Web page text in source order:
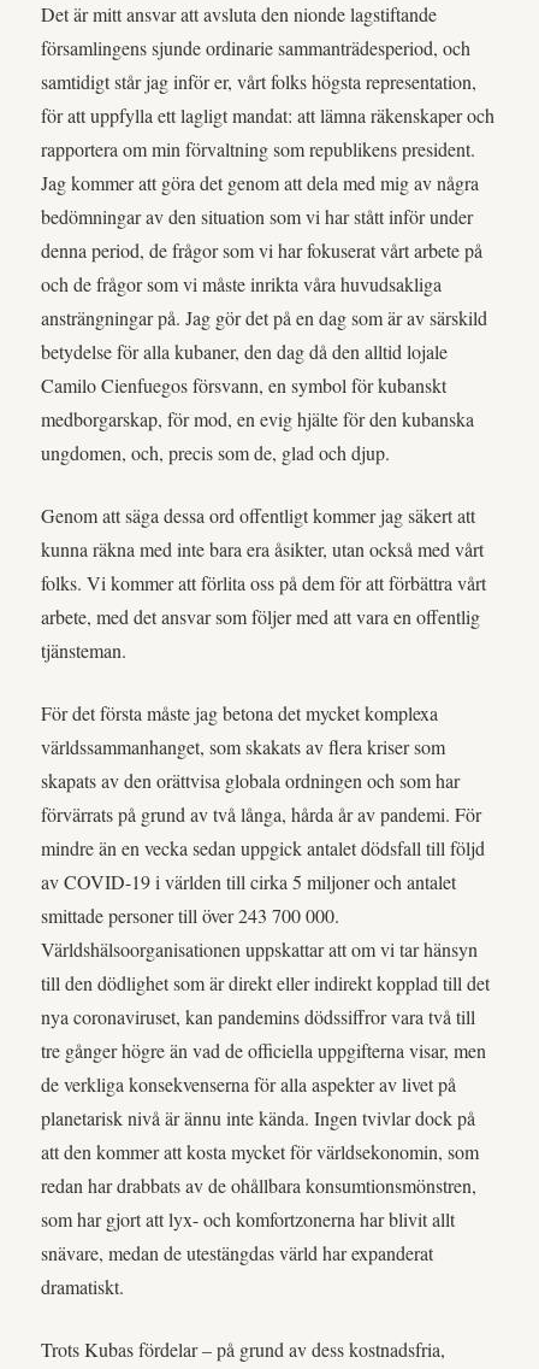
Det är mitt ansvar att avsluta den nionde lagstiftande
församlingens sjunde ordinarie sammanträdesperiod, och
samtidigt står jag inför er, vårt folks högsta representation,
för att uppfylla ett lagligt mandat: att lämna räkenskaper och
rapportera om min förvaltning som republikens president.
Jag kommer att göra det genom att dela med mig av några
bedömningar av den situation som vi har stått inför under
denna period, de frågor som vi har fokuserat vårt arbete på
och de frågor som vi måste inrikta våra huvudsakliga
ansträngningar på. Jag gör det på en dag som är av särskild
betydelse för alla kubaner, den dag då den alltid lojale
Camilo Cienfuegos försvann, en symbol för kubanskt
medborgarskap, för mod, en evig hjälte för den kubanska
ungdomen, och, precis som de, glad och djup.
Genom att säga dessa ord offentligt kommer jag säkert att
kunna räkna med inte bara era åsikter, utan också med vårt
folks. Vi kommer att förlita oss på dem för att förbättra vårt
arbete, med det ansvar som följer med att vara en offentlig
tjänsteman.
För det första måste jag betona det mycket komplexa
världssammanhanget, som skakats av flera kriser som
skapats av den orättvisa globala ordningen och som har
förvärrats på grund av två långa, hårda år av pandemi. För
mindre än en vecka sedan uppgick antalet dödsfall till följd
av COVID-19 i världen till cirka 5 miljoner och antalet
smittade personer till över 243 700 000.
Världshälsoorganisationen uppskattar att om vi tar hänsyn
till den dödlighet som är direkt eller indirekt kopplad till det
nya coronaviruset, kan pandemins dödssiffror vara två till
tre gånger högre än vad de officiella uppgifterna visar, men
de verkliga konsekvenserna för alla aspekter av livet på
planetarisk nivå är ännu inte kända. Ingen tvivlar dock på
att den kommer att kosta mycket för världsekonomin, som
redan har drabbats av de ohållbara konsumtionsmönstren,
som har gjort att lyx- och komfortzonerna har blivit allt
snävare, medan de utestängdas värld har expanderat
dramatiskt.
Trots Kubas fördelar – på grund av dess kostnadsfria,